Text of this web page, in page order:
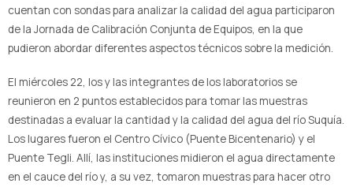
cuentan con sondas para analizar la calidad del agua participaron
de la Jornada de Calibración Conjunta de Equipos, en la que
pudieron abordar diferentes aspectos técnicos sobre la medición.
El miércoles 22, los y las integrantes de los laboratorios se
reunieron en 2 puntos establecidos para tomar las muestras
destinadas a evaluar la cantidad y la calidad del agua del río Suquía.
Los lugares fueron el Centro Cívico (Puente Bicentenario) y el
Puente Tegli. Allí, las instituciones midieron el agua directamente
en el cauce del río y, a su vez, tomaron muestras para hacer otro